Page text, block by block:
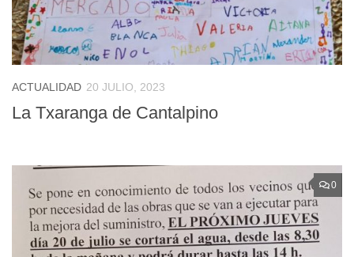
ACTUALIDAD 20 JULIO, 2023
La Txaranga de Cantalpino
0